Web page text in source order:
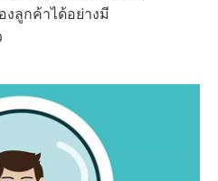
งลูกค้าได้อย่างมี